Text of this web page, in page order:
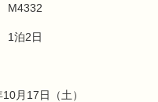
M4332
1泊2日
月17日（土）